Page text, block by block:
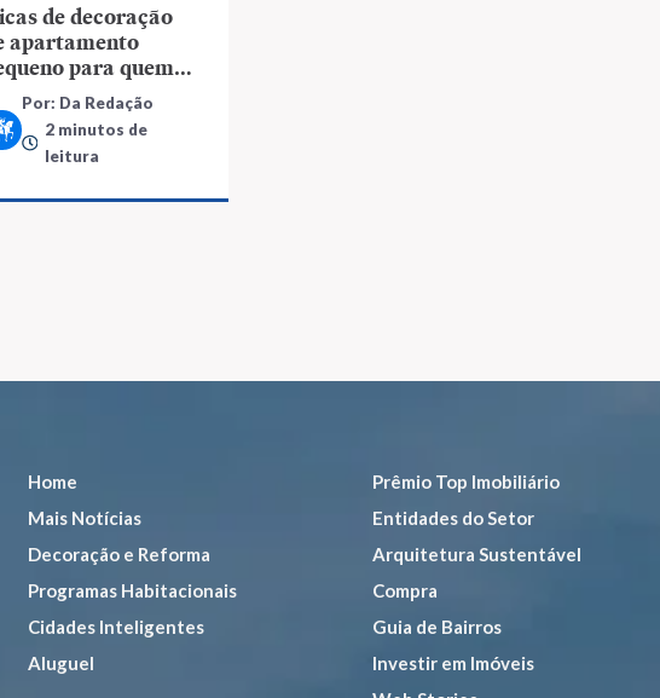
de decoração
apartamento
para quem
se mudar
Por: Da Redação
2 minutos de
leitura
Home
Mais Notícias
Decoração e Reforma
Programas Habitacionais
Cidades Inteligentes
Aluguel
Prêmio Top Imobiliário
Entidades do Setor
Arquitetura Sustentável
Compra
Guia de Bairros
Investir em Imóveis